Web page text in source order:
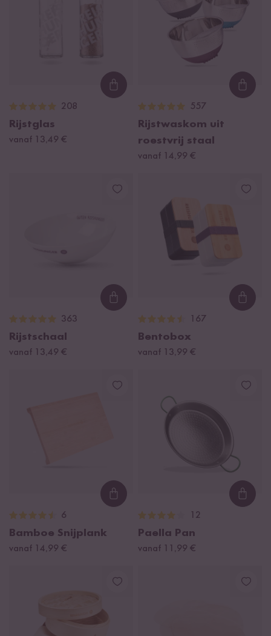
Loading...
208
Rijstglas
vanaf 13,49 €
557
Rijstwaskom uit
roestvrij staal
vanaf 14,99 €
Loading...
363
Rijstschaal
vanaf 13,49 €
167
Bentobox
vanaf 13,99 €
Loading...
6
Bamboe Snijplank
vanaf 14,99 €
12
Paella Pan
vanaf 11,99 €